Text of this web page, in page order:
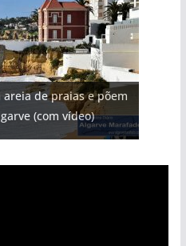
de praias e põem
(com vídeo)
cada. Nova rota
Algarve
algarvia que cresceu
de 108
de dois
emblemáticas do
(com vídeo)